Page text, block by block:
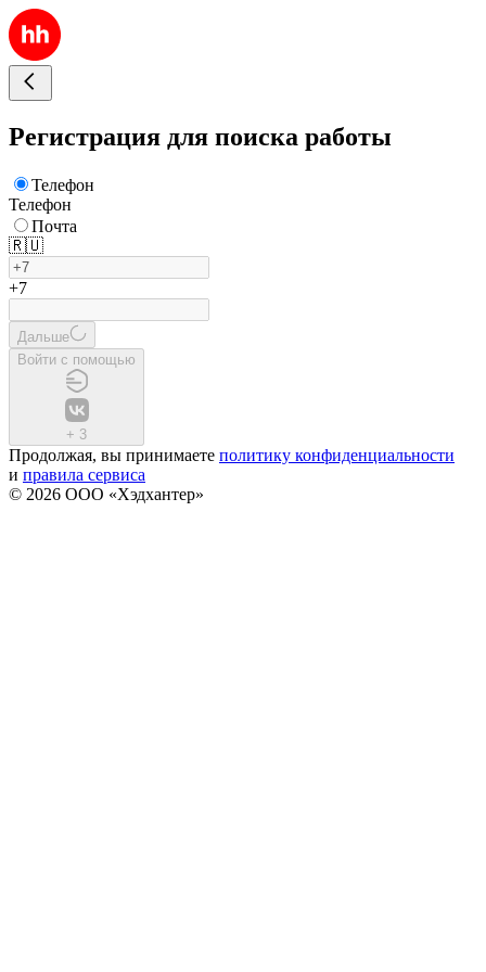
Регистрация для поиска работы
Телефон
Телефон
Почта
🇷🇺
+7
Дальше
Войти с помощью
+ 3
Продолжая, вы принимаете политику конфиденциальности
и правила сервиса
© 2026 ООО «Хэдхантер»